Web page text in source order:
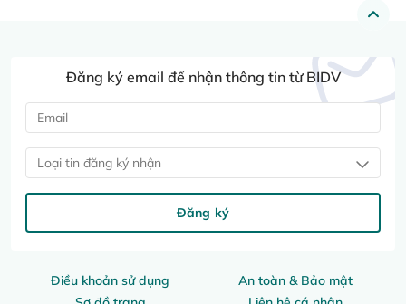
Điều khoản sử dụng
An toàn & Bảo mật
Đăng ký email để nhận thông tin từ BIDV
Loại tin đăng ký nhận
Đăng ký